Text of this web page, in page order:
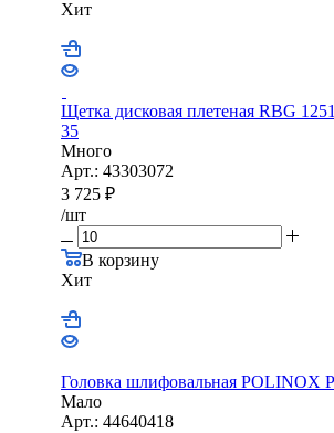
Хит
Щетка дисковая плетеная RBG
35
Много
Арт.: 43303072
3 725 ₽
/шт
В корзину
Хит
Головка шлифовальная POLINOX
Мало
Арт.: 44640418